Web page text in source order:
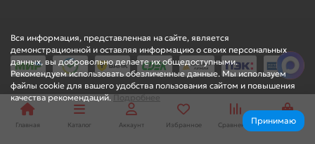
Вся информация, представленная на сайте, является
демонстрационной и оставляя информацию о своих персональных
данных, вы добровольно делаете их общедоступными.
Рекомендуем использовать обезличенные данные. Мы используем
файлы cookie для вашего удобства пользования сайтом и повышения
качества рекомендаций.Подробнее
Принимаю
Главная Каталог Аккаунт Избранное Сравнение Корзина